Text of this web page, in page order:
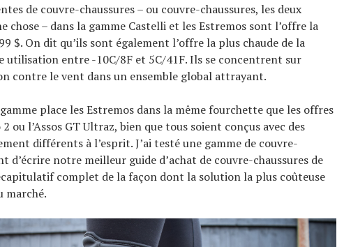
de couvre-chaussures – ou couvre-chaussures, les deux
chose – dans la gamme Castelli et les Estremos sont l’offre la
$. On dit qu’ils sont également l’offre la plus chaude de la
utilisation entre -10C/8F et 5C/41F. Ils se concentrent sur
contre le vent dans un ensemble global attrayant.
place les Estremos dans la même fourchette que les offres
ou l’Assos GT Ultraz, bien que tous soient conçus avec des
différents à l’esprit. J’ai testé une gamme de couvre-
d’écrire notre meilleur guide d’achat de couvre-chaussures de
complet de la façon dont la solution la plus coûteuse
marché.